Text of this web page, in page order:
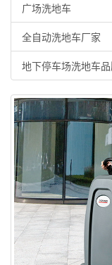
广场洗地车
全自动洗地车厂家
地下停车场洗地车